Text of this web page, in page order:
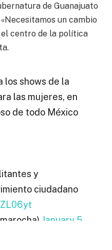
de Guanajuato
un cambio
el centro de la política
los shows de la
las mujeres, en
de todo México
y
ciudadano
January 5,